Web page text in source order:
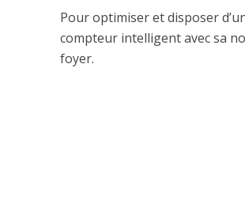
Pour optimiser et disposer
compteur intelligent avec sa
foyer.